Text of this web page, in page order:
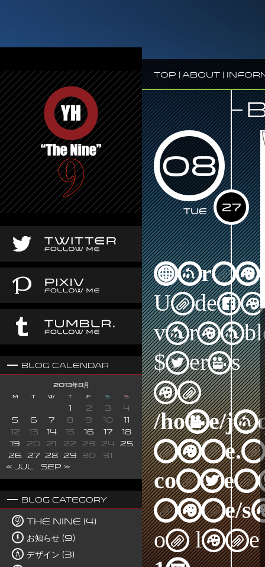
Top|About|
Blog Calendar
2013年8月
M W F S S
2 3
4
5
6 7 8 9 10
12
13 14 15 16 17
18
19
20 21 22 23 24
25
26
27 28 29 30
31
« Jul
Sep »
Blog Category
The Nine (4)
お知らせ (9)
デザイン (3)
08
27
Tue
$terms
in
/home/
nine/
on line